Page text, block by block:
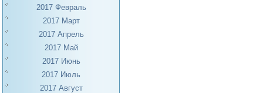
2017 Февраль
2017 Март
2017 Апрель
2017 Май
2017 Июнь
2017 Июль
2017 Август